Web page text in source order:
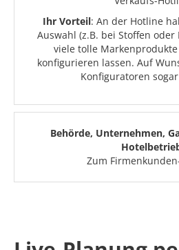
Ihr Vorteil: An der Hotline
Auswahl (z.B. bei Stoffen
viele tolle
konfigurieren lassen. Auf
Konfiguratoren
Behörde, Unternehmen,
Zum